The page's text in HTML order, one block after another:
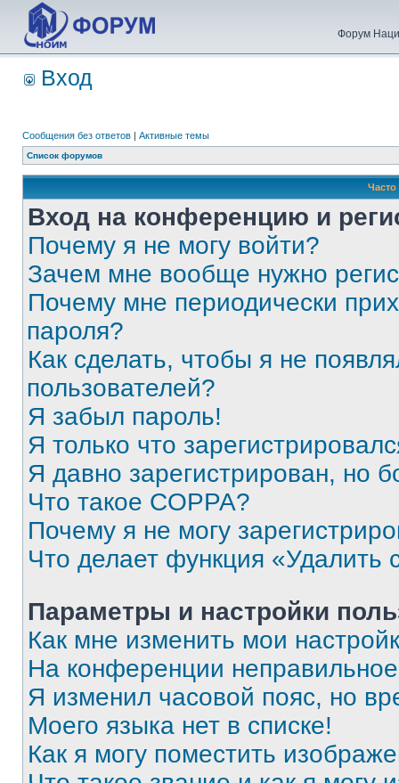
Форум
Вход
Сообщения без ответов | Активные темы
Список форумов
Вход на конференцию и
Почему я не могу войти?
Зачем мне вообще нужно
Почему мне периодически
пароля?
Как сделать, чтобы я не
пользователей?
Я забыл пароль!
Я только что
Я давно зарегистрирован, но
Что такое COPPA?
Почему я не могу
Что делает функция «Удалить
Параметры и настройки
Как мне изменить мои
На конференции
Я изменил часовой пояс, но
Моего языка нет в списке!
Как я могу поместить